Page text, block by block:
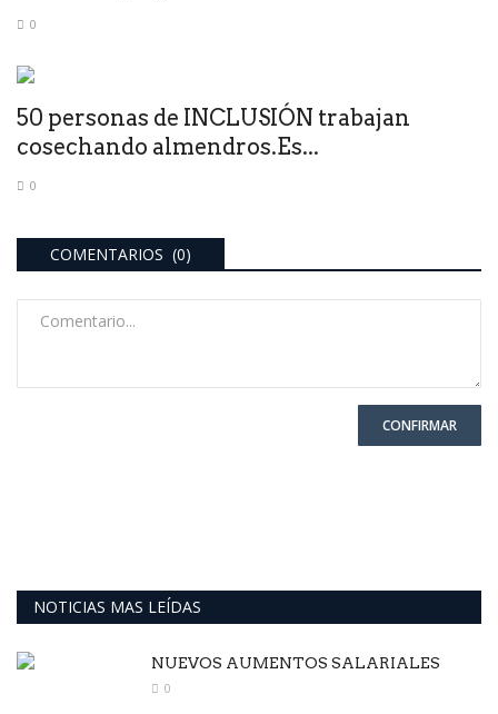
0
50 personas de INCLUSIÓN trabajan
cosechando almendros.Es...
0
COMENTARIOS (0)
CONFIRMAR
NOTICIAS MAS LEÍDAS
NUEVOS AUMENTOS SALARIALES
0